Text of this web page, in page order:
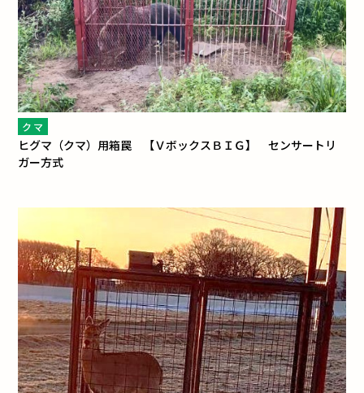
クマ
ヒグマ（クマ）用箱罠 【ＶボックスＢＩＧ】 センサートリ
ガー方式